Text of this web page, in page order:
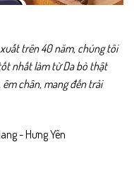
trên 40 năm, chúng tôi
nhất làm từ Da bò thật
chân, mang đến trải
- Hưng Yên